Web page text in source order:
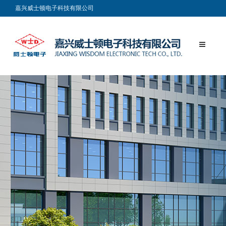
嘉兴威士顿电子科技有限公司发布社会责任报告
嘉兴威士顿电子科技有限公司发布企业质量诚信报告
热烈祝贺: “威士顿电子”成立10周年！
运用信息科技力量 关爱老年人安全
博敏电子技术工艺获各界认可
北京电子科技职业学院师生“亚龙杯”全国智能楼宇和电梯安装维修职业技
能竞赛中获奖
仪表行业协会电工仪器仪表分会第六届理事会
公司三个新级新产品通过验收
公司作为行业标准的主要起草单位，参加了新的微型电流互感器和微型电
压互感器标准的修订
公司又一款新产品通过国家电工仪器仪表质量监督检验中心的检测
威士顿互感器经国家权威机构检验合格
热烈祝贺嘉兴威士顿电子科技有限公司成为“推进质量兴企，打造诚信自
律”协办单位
热烈祝贺嘉兴威士顿电子科技有限公司网站正式开通
2012年第二十四届中国电工仪器仪表发展论坛暨展会
WSD-701 微型电流互感器/Current Transformer
WSD-702 微型电流互感器/Current Transformer
WSD-703 微型电流互感器/Current Transformer
WSD-703P 微型电流互感器/Current Transformer
WSD-704 微型电流互感器/Current Transformer
WSD-705 微型电流互感器/Current Transformer
WSD-706 微型电流互感器/Current Transformer
WSD-707 微型电流互感器/Current Transformer
WSD-707-U 微型电流互感器/Current Transformer
WSD-708-U 微型电流互感器/Current Transformer
嘉兴威士顿电子科技有限公司